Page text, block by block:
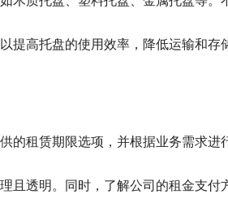
提高托盘的使用效率，降低运输和存
的租赁期限选项，并根据业务需求进
且透明。同时，了解公司的租金支付